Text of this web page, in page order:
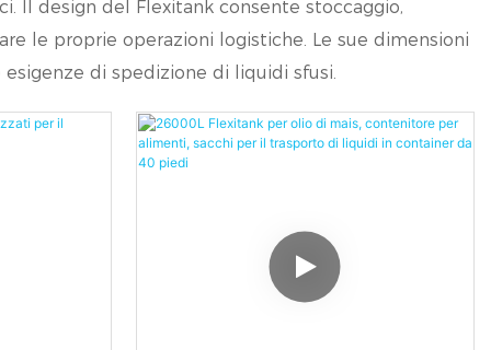
Il design del Flexitank consente stoccaggio,
le proprie operazioni logistiche. Le sue dimensioni
di spedizione di liquidi sfusi.